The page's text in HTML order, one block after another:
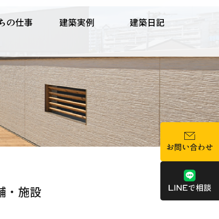
の仕事 建築実例 建築日記
・施設